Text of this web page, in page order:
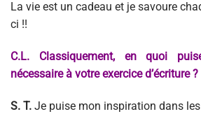
La vie est un cadeau et je savoure
ci !!
C.L. Classiquement, en quoi
nécessaire à votre exercice d’écriture ?
S. T. Je puise mon inspiration dans